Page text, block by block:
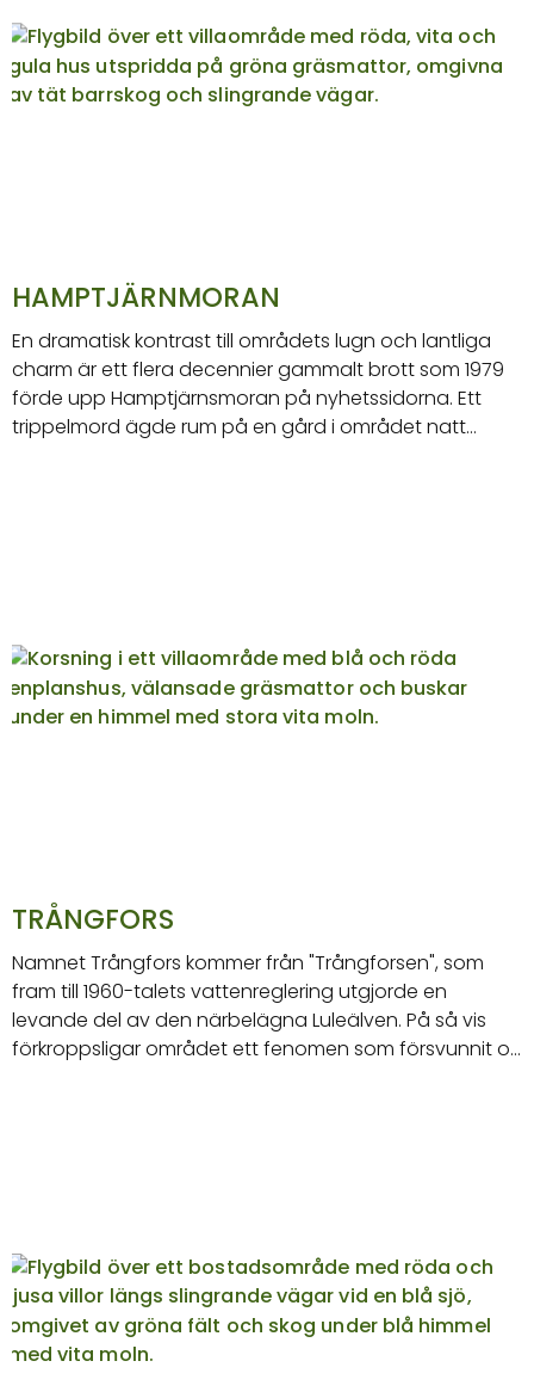
HAMPTJÄRNMORAN
En dramatisk kontrast till områdets lugn och lantliga
charm är ett flera decennier gammalt brott som 1979
förde upp Hamptjärnsmoran på nyhetssidorna. Ett
trippelmord ägde rum på en gård i området natt…
TRÅNGFORS
Namnet Trångfors kommer från "Trångforsen", som
fram till 1960-talets vattenreglering utgjorde en
levande del av den närbelägna Luleälven. På så vis
förkroppsligar området ett fenomen som försvunnit o…